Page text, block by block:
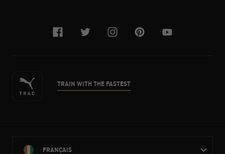
facebook
twitterinstagram
pinterest
youtube
TRAIN WITH THE FASTEST
FRANÇAIS